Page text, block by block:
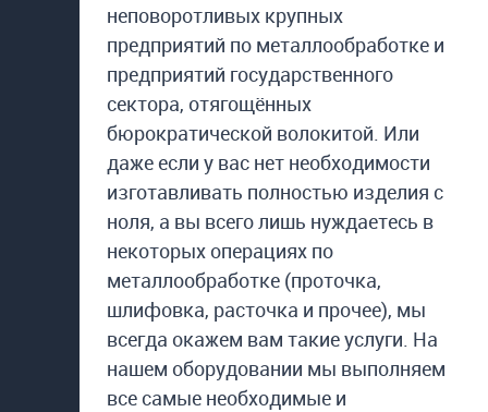
неповоротливых крупных
предприятий по металлообработке и
предприятий государственного
сектора, отягощённых
бюрократической волокитой. Или
даже если у вас нет необходимости
изготавливать полностью изделия с
ноля, а вы всего лишь нуждаетесь в
некоторых операциях по
металлообработке (проточка,
шлифовка, расточка и прочее), мы
всегда окажем вам такие услуги. На
нашем оборудовании мы выполняем
все самые необходимые и